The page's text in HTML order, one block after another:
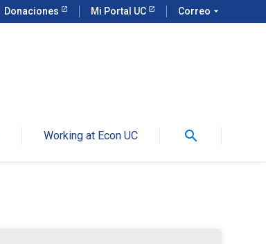
Donaciones Mi Portal UC Correo arrow_drop_down
Working at Econ UC search